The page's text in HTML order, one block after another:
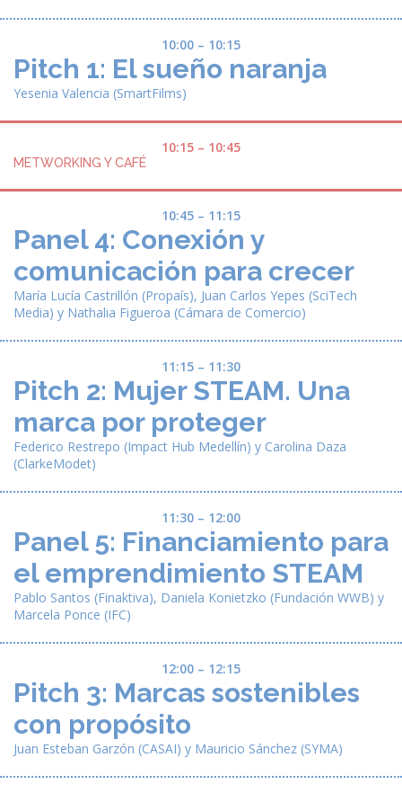
10:00 – 10:15
Pitch 1: El sueño naranja
Yesenia Valencia (SmartFilms)
10:15 – 10:45
METWORKING Y CAFÉ
10:45 – 11:15
Panel 4: Conexión y
comunicación para crecer
María Lucía Castrillón (Propaís), Juan Carlos Yepes (SciTech
Media) y Nathalia Figueroa (Cámara de Comercio)
11:15 – 11:30
Pitch 2: Mujer STEAM. Una
marca por proteger
Federico Restrepo (Impact Hub Medellín) y Carolina Daza
(ClarkeModet)
11:30 – 12:00
Panel 5: Financiamiento para
el emprendimiento STEAM
Pablo Santos (Finaktiva), Daniela Konietzko (Fundación WWB) y
Marcela Ponce (IFC)
12:00 – 12:15
Pitch 3: Marcas sostenibles
con propósito
Juan Esteban Garzón (CASAI) y Mauricio Sánchez (SYMA)